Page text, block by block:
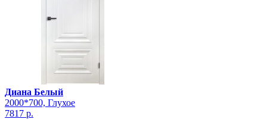
Диана Белый
2000*700, Глухое
7817 р.